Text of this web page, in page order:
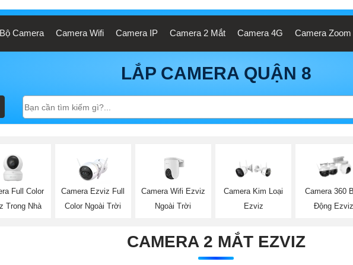
Bộ Camera Camera Wifi Camera IP Camera 2 Mắt Camera 4G Camera Zoom
LẮP CAMERA QUẬN 8
Full Color
Trong Nhà
Camera Ezviz Full
Color Ngoài Trời
Camera Wifi Ezviz
Ngoài Trời
Camera Kim Loại
Ezviz
Camera 360
Động Ezviz
CAMERA 2 MẮT EZVIZ